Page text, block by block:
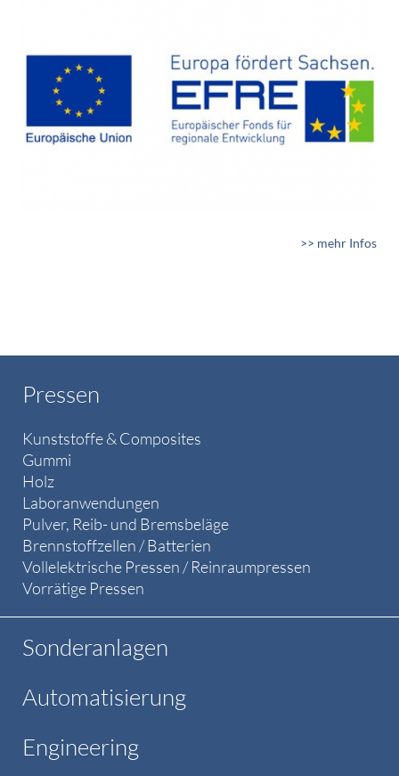
>> mehr Infos
Pressen
Kunststoffe & Composites
Gummi
Holz
Laboranwendungen
Pulver, Reib- und Bremsbeläge
Brennstoffzellen / Batterien
Vollelektrische Pressen / Reinraumpressen
Vorrätige Pressen
Sonderanlagen
Automatisierung
Engineering